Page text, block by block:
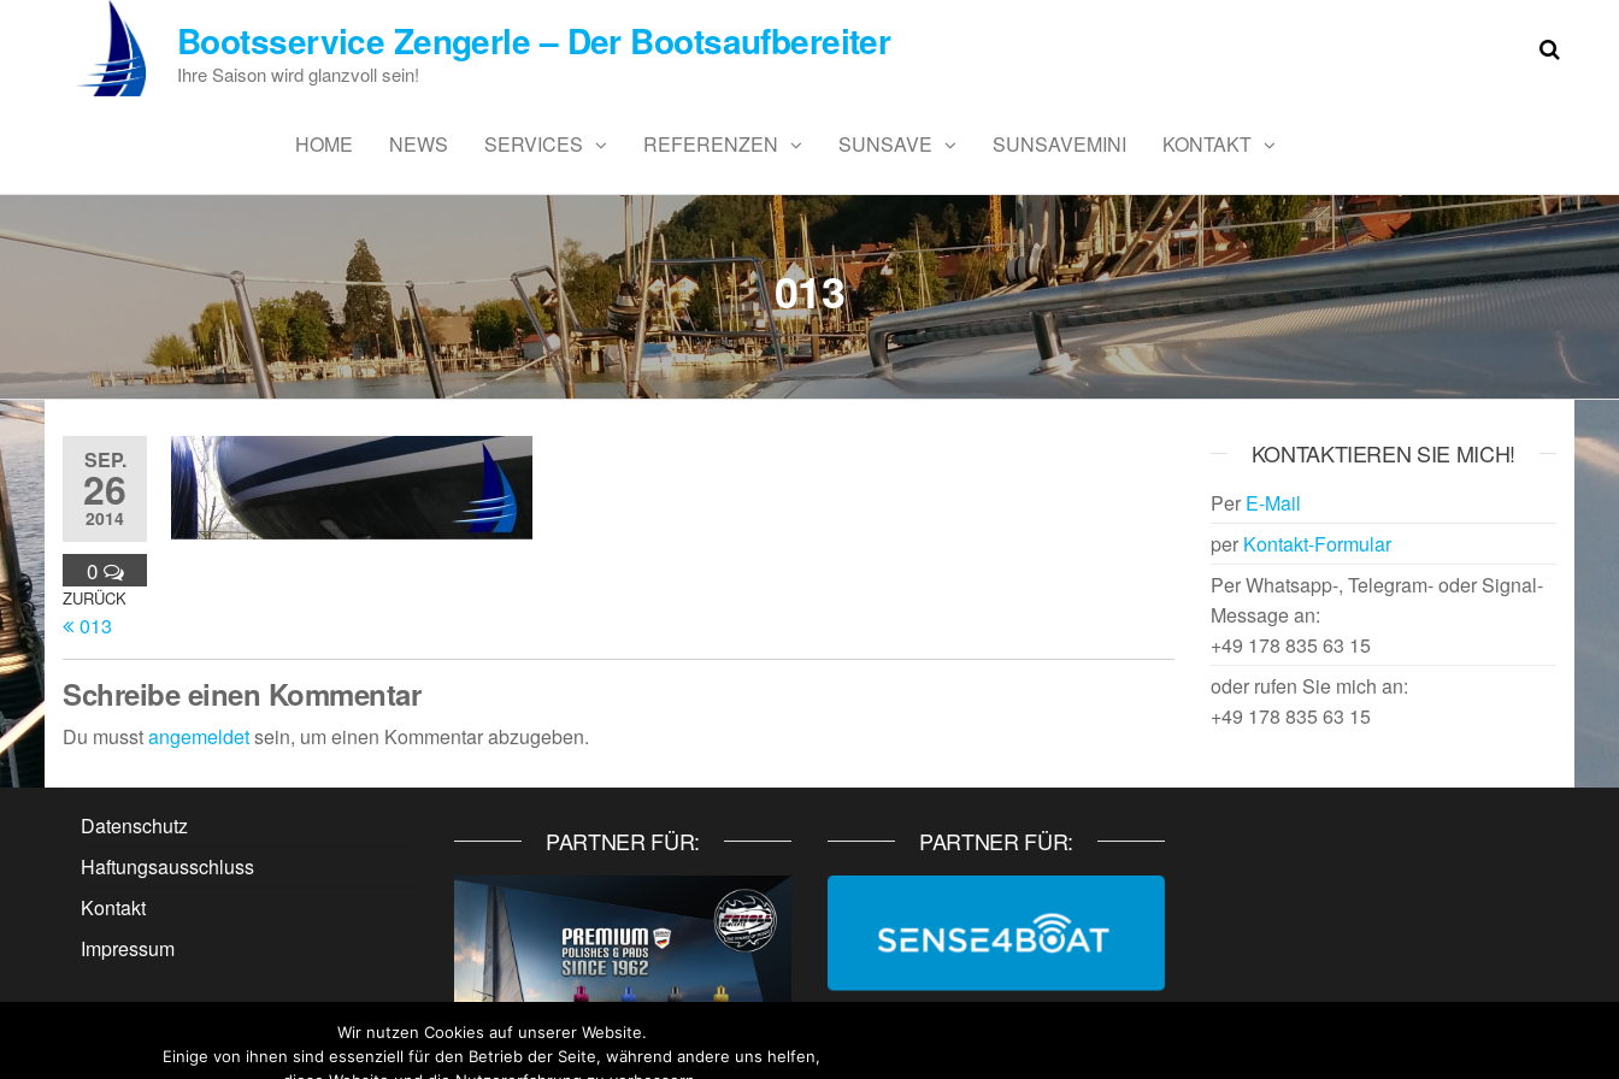
Bootsservice Zengerle – Der Bootsaufbereiter
Ihre Saison wird glanzvoll sein!
HOME NEWS SERVICES REFERENZEN SUNSAVE SUNSAVEMINI KONTAKT
013
SEP.
26
2014
0
Beitragsnavigation
Vorheriger
Beitrag
ZURÜCK
013
Schreibe einen Kommentar
Du musstangemeldetsein, um einen Kommentar abzugeben.
KONTAKTIEREN SIE MICH!
Per E-Mail
per Kontakt-Formular
Per Whatsapp-, Telegram- oder Signal-
Message an:
+49 178 835 63 15
oder rufen Sie mich an:
+49 178 835 63 15
Datenschutz
Haftungsausschluss
Kontakt
Impressum
PARTNER FÜR: PARTNER FÜR:
Wir nutzen Cookies auf unserer Website.
Einige von ihnen sind essenziell für den Betrieb der Seite, während andere uns helfen,